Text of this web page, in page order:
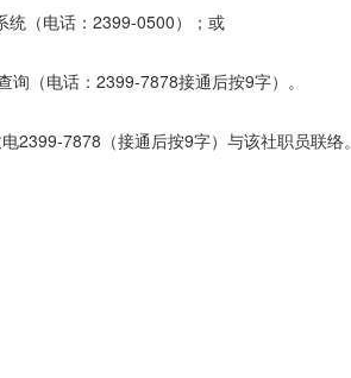
统（电话：2399-0500）；或
询（电话：2399-7878接通后按9字）。
2399-7878（接通后按9字）与该社职员联络。